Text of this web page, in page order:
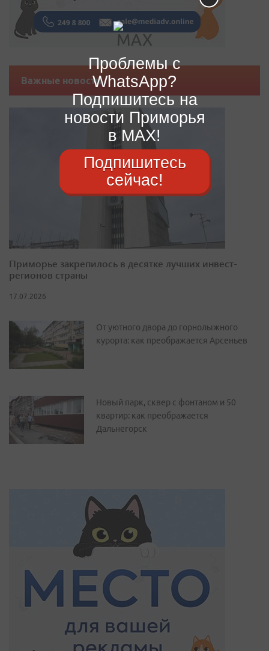
Важные новости
Приморье закрепилось в десятке лучших инвест-
регионов страны
17.07.2026
От уютного двора до горнолыжного
курорта: как преображается Арсеньев
Новый парк, сквер с фонтаном и 50
квартир: как преображается
Дальнегорск
Проблемы с
WhatsApp?
Подпишитесь на
новости Приморья
в MAX!
Подпишитесь
сейчас!